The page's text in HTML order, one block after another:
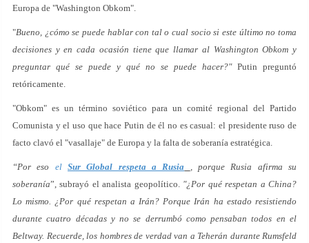
Europa de "Washington Obkom".
"Bueno, ¿cómo se puede hablar con tal o cual socio si este último no toma
decisiones y en cada ocasión tiene que llamar al Washington Obkom y
preguntar qué se puede y qué no se puede hacer?"Putin preguntó
retóricamente.
"Obkom" es un término soviético para un comité regional del Partido
Comunista y el uso que hace Putin de él no es casual: el presidente ruso de
facto clavó el "vasallaje" de Europa y la falta de soberanía estratégica.
“Por eso elSur Global respeta a Rusia
, porque Rusia afirma su
soberanía”, subrayó el analista geopolítico. "¿Por qué respetan a China?
Lo mismo. ¿Por qué respetan a Irán? Porque Irán ha estado resistiendo
durante cuatro décadas y no se derrumbó como pensaban todos en el
Beltway. Recuerde, los hombres de verdad van a Teherán durante Rumsfeld